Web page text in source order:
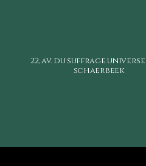
22, av. du suffrage
schaerbeek